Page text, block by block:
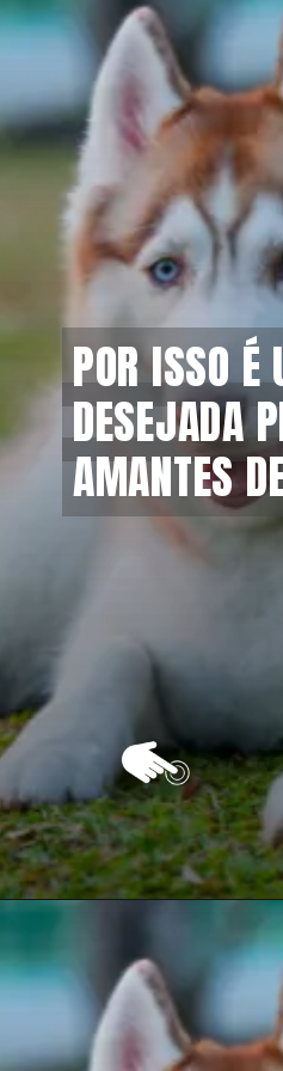
POR ISSO
DESEJADA
AMANTES
POR ISSO
DESEJADA
AMANTES